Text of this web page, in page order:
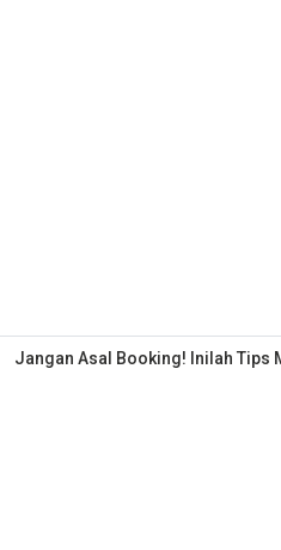
Jangan Asal Booking! Inilah Tips